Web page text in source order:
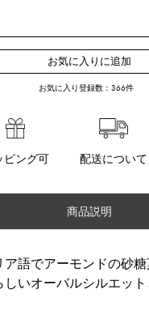
お気に入り登録数：366件
ピング可 配送について
商品説明
ア語でアーモンドの砂糖
しいオーバルシルエッ